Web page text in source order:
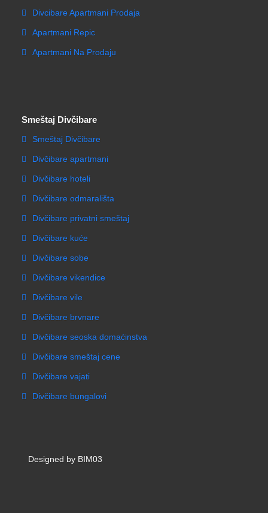
Divcibare Apartmani Prodaja
Apartmani Repic
Apartmani Na Prodaju
Smeštaj Divčibare
Smeštaj Divčibare
Divčibare apartmani
Divčibare hoteli
Divčibare odmarališta
Divčibare privatni smeštaj
Divčibare kuće
Divčibare sobe
Divčibare vikendice
Divčibare vile
Divčibare brvnare
Divčibare seoska domaćinstva
Divčibare smeštaj cene
Divčibare vajati
Divčibare bungalovi
Designed by BIM03